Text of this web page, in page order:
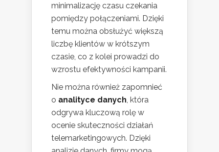
minimalizację czasu czekania
pomiędzy połączeniami. Dzięki
temu można obsłużyć większą
liczbę klientów w krótszym
czasie, co z kolei prowadzi do
wzrostu efektywności kampanii.
Nie można również zapomnieć
o analityce danych , która
odgrywa kluczową rolę w
ocenie skuteczności działań
telemarketingowych. Dzięki